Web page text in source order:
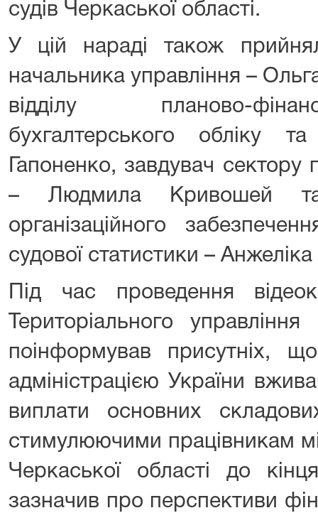
судів Черкаської області.
У цій нараді також
начальника управління –
відділу планово-
бухгалтерського обліку
Гапоненко, завдувач
– Людмила Кривошей та
організаційного
судової статистики –
Під час проведення
Територіального
поінформував присутніх,
адміністрацією України
виплати основних
стимулюючими працівникам
Черкаської області до
зазначив про перспективи